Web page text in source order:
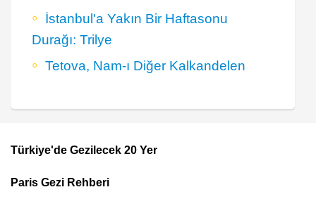
İstanbul'a Yakın Bir Haftasonu
Durağı: Trilye
Tetova, Nam-ı Diğer Kalkandelen
Top
Türkiye'de Gezilecek 20 Yer
Paris Gezi Rehberi